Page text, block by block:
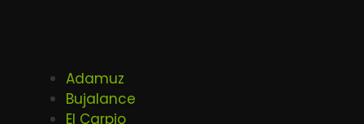
Adamuz
Bujalance
El Carpio